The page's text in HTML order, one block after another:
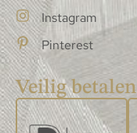
Instagram
Pinterest
Veilig betalen